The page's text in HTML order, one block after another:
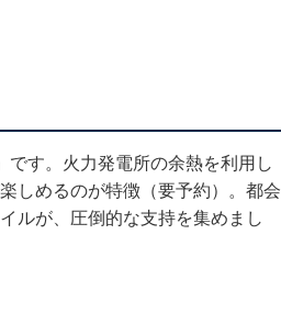
す。火力発電所の余熱を利用し
しめるのが特徴（要予約）。都会
ルが、圧倒的な支持を集めまし